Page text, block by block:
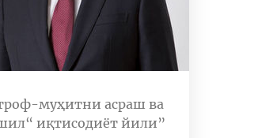
муҳитни асраш ва
иқтисодиёт йили”